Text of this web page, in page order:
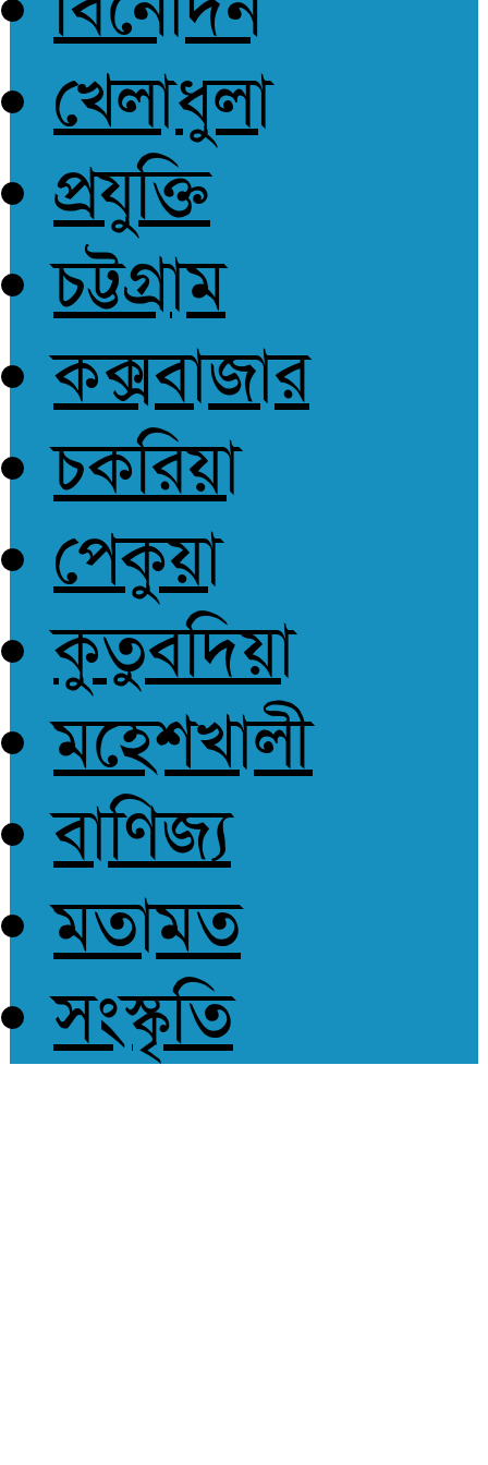
খেলাধুলা
প্রযুক্তি
চট্টগ্রাম
কক্সবাজার
চকরিয়া
পেকুয়া
কুতুবদিয়া
মহেশখালী
বাণিজ্য
মতামত
সংস্কৃতি